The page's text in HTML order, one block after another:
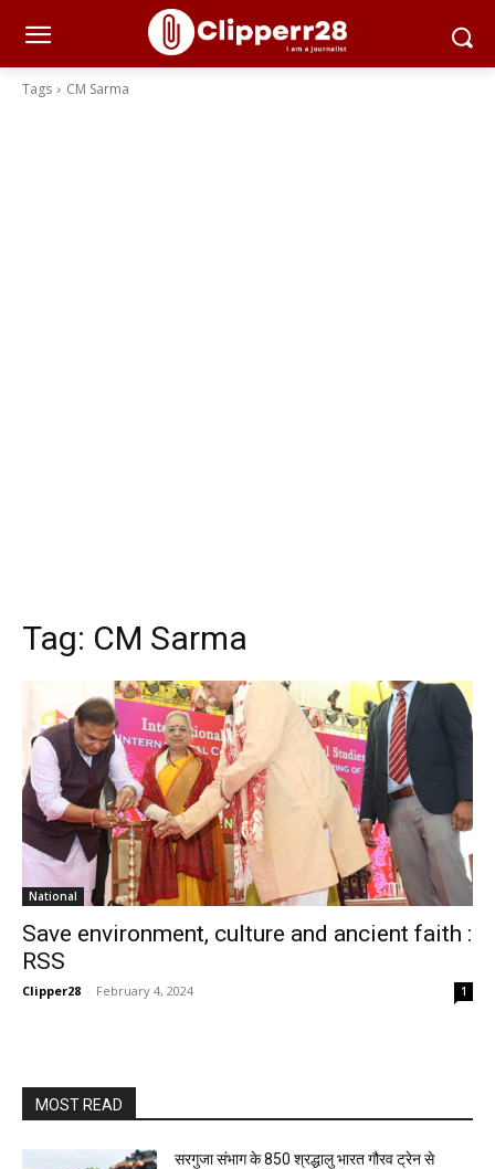
Tags CM Sarma
Tag: CM Sarma
National
Save environment, culture and ancient faith :
RSS
Clipper28 - February 4, 2024 1
MOST READ
सरगुजा संभाग के 850 श्रद्धालु भारत गौरव ट्रेन से